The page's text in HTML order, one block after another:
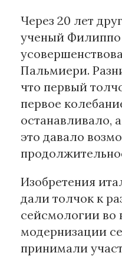
Через 20 лет
ученый
Пальмиери.
что первый
первое
останавливало,
это давало
Изобретения
дали толчок к
сейсмологии во
модернизации
принимали